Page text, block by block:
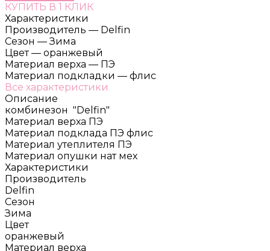
КУПИТЬ В 1 КЛИК
Характеристики
Производитель — Delfin
Сезон — Зима
Цвет — оранжевый
Материал верха — ПЭ
Материал подкладки — флис
Все характеристики
Описание
комбинезон "Delfin"
Материал верха ПЭ
Материал подклада ПЭ флис
Материал утеплителя ПЭ
Материал опушки нат мех
Характеристики
Производитель
Delfin
Сезон
Зима
Цвет
оранжевый
Материал верха